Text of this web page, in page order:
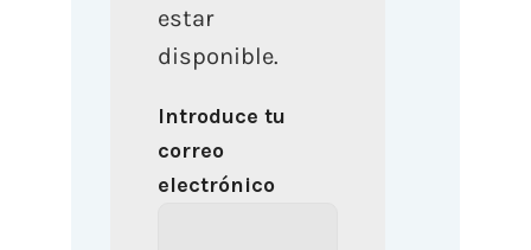
estar
disponible.
Introduce tu
correo
electrónico